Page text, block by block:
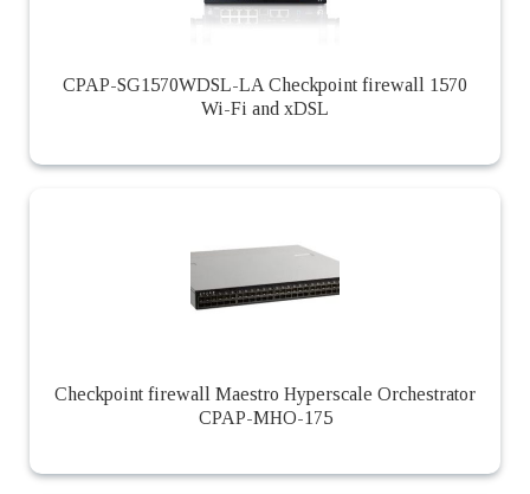
CPAP-SG1570WDSL-LA Checkpoint firewall 1570
Wi-Fi and xDSL
Checkpoint firewall Maestro Hyperscale Orchestrator
CPAP-MHO-175